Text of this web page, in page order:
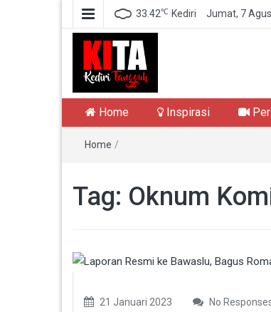
33.42℃ Kediri Jumat, 7
Kediri Tangguh
Home Inspirasi
Home /
Tag: Oknum
21 Januari 2023 No